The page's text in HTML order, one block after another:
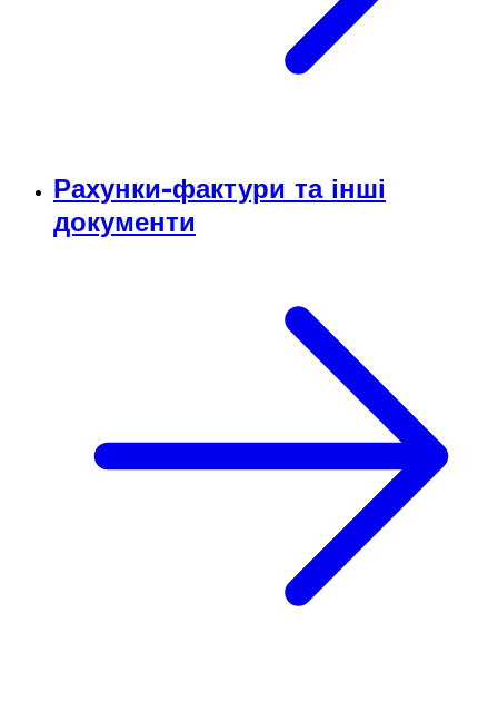
Рахунки-фактури та інші
документи